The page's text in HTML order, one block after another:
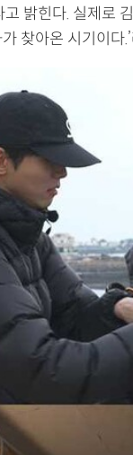
밝힌다. 실제로
찾아온 시기이다